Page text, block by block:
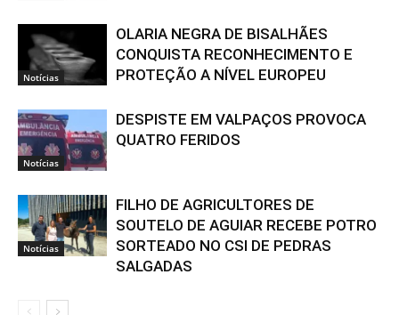
Notícias
OLARIA NEGRA DE BISALHÃES
CONQUISTA RECONHECIMENTO E
PROTEÇÃO A NÍVEL EUROPEU
Notícias
DESPISTE EM VALPAÇOS PROVOCA
QUATRO FERIDOS
Notícias
FILHO DE AGRICULTORES DE
SOUTELO DE AGUIAR RECEBE POTRO
SORTEADO NO CSI DE PEDRAS
SALGADAS